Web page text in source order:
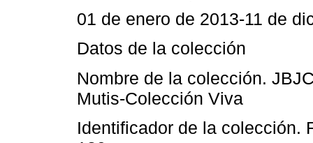
01 de enero de 2013-11 de
Datos de la colección
Nombre de la colección.
Mutis-Colección Viva
Identificador de la colección.